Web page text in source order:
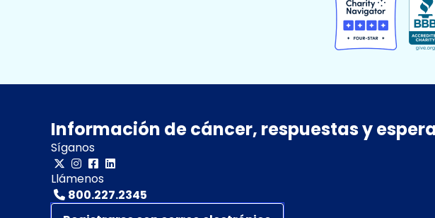
Información de cáncer, respuestas y
Síganos
Llámenos
800.227.2345